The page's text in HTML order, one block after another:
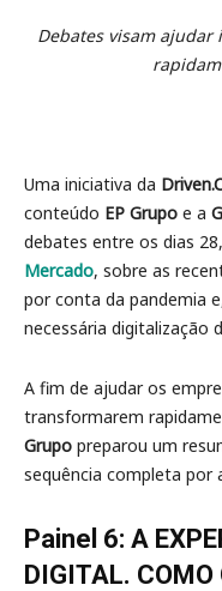
Debates visam
Uma iniciativa da
conteúdo EP Grupo e a
debates entre os dias
Mercado, sobre as
por conta da pandemia
necessária digitalização
A fim de ajudar os
transformarem
Grupo preparou um
sequência completa por
Painel 6: A
DIGITAL. COMO